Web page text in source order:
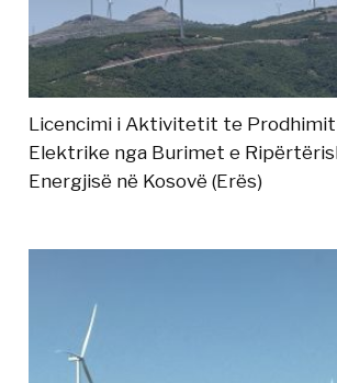
Licencimi i Aktivitetit te
Elektrike nga Burimet e
Energjisë në Kosovë (Erës)